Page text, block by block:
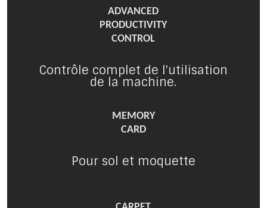
ADVANCED
PRODUCTIVITY
CONTROL
Contrôle complet de l'utilisation
de la machine.
MEMORY
CARD
Pour sol et moquette